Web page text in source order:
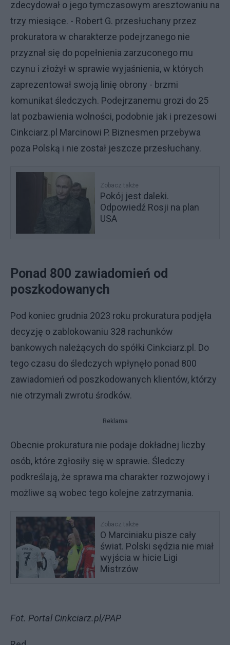
zdecydował o jego tymczasowym aresztowaniu na
trzy miesiące. - Robert G. przesłuchany przez
prokuratora w charakterze podejrzanego nie
przyznał się do popełnienia zarzuconego mu
czynu i złożył w sprawie wyjaśnienia, w których
zaprezentował swoją linię obrony - brzmi
komunikat śledczych. Podejrzanemu grozi do 25
lat pozbawienia wolności, podobnie jak i prezesowi
Cinkciarz.pl Marcinowi P. Biznesmen przebywa
poza Polską i nie został jeszcze przesłuchany.
Zobacz także
Pokój jest daleki.
Odpowiedź Rosji na plan
USA
Ponad 800 zawiadomień od
poszkodowanych
Pod koniec grudnia 2023 roku prokuratura podjęła
decyzję o zablokowaniu 328 rachunków
bankowych należących do spółki Cinkciarz.pl. Do
tego czasu do śledczych wpłynęło ponad 800
zawiadomień od poszkodowanych klientów, którzy
nie otrzymali zwrotu środków.
Reklama
Obecnie prokuratura nie podaje dokładnej liczby
osób, które zgłosiły się w sprawie. Śledczy
podkreślają, że sprawa ma charakter rozwojowy i
możliwe są wobec tego kolejne zatrzymania.
Zobacz także
O Marciniaku pisze cały
świat. Polski sędzia nie miał
wyjścia w hicie Ligi
Mistrzów
Fot. Portal Cinkciarz.pl/PAP